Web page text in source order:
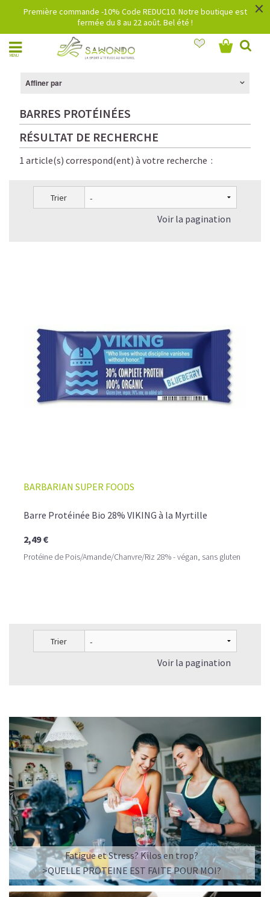
Première commande -10% Code REDUC10. Notre boutique est
fermée du 8 au 22 août. Bel été !
×
MENU
Affiner par
BARRES PROTÉINÉES
RÉSULTAT DE RECHERCHE
1 article(s) correspond(ent) à votre recherche :
Trier
Voir la pagination
BARBARIAN SUPER FOODS
Barre Protéinée Bio 28% VIKING à la Myrtille
2,49 €
Protéine de Pois/Amande/Chanvre/Riz 28% - végan, sans gluten
Trier
Voir la pagination
Fatigue et Stress? Kilos en trop?
>QUELLE PROTEINE EST FAITE POUR MOI?